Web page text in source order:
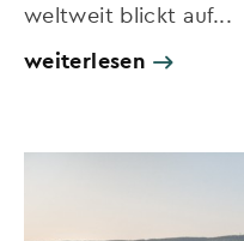
weltweit blickt auf...
weiterlesen